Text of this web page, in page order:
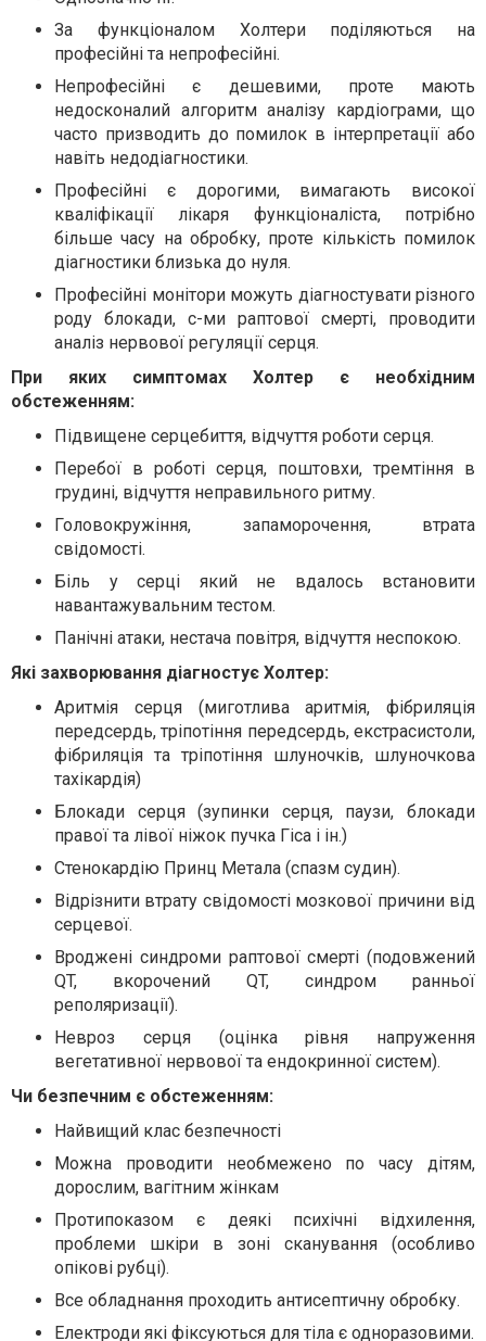
За функціоналом Холтери поділяються на
професійні та непрофесійні.
Непрофесійні є дешевими, проте мають
недосконалий алгоритм аналізу кардіограми, що
часто призводить до помилок в інтерпретації або
навіть недодіагностики.
Професійні є дорогими, вимагають високої
кваліфікації лікаря функціоналіста, потрібно
більше часу на обробку, проте кількість помилок
діагностики близька до нуля.
Професійні монітори можуть діагностувати різного
роду блокади, с-ми раптової смерті, проводити
аналіз нервової регуляції серця.
При яких симптомах Холтер є необхідним
обстеженням:
Підвищене серцебиття, відчуття роботи серця.
Перебої в роботі серця, поштовхи, тремтіння в
грудині, відчуття неправильного ритму.
Головокружіння, запаморочення, втрата
свідомості.
Біль у серці який не вдалось встановити
навантажувальним тестом.
Панічні атаки, нестача повітря, відчуття неспокою.
Які захворювання діагностує Холтер:
Аритмія серця (миготлива аритмія, фібриляція
передсердь, тріпотіння передсердь, екстрасистоли,
фібриляція та тріпотіння шлуночків, шлуночкова
тахікардія)
Блокади серця (зупинки серця, паузи, блокади
правої та лівої ніжок пучка Гіса і ін.)
Стенокардію Принц Метала (спазм судин).
Відрізнити втрату свідомості мозкової причини від
серцевої.
Вроджені синдроми раптової смерті (подовжений
QT, вкорочений QT, синдром ранньої
реполяризації).
Невроз серця (оцінка рівня напруження
вегетативної нервової та ендокринної систем).
Чи безпечним є обстеженням:
Найвищий клас безпечності
Можна проводити необмежено по часу дітям,
дорослим, вагітним жінкам
Протипоказом є деякі психічні відхилення,
проблеми шкіри в зоні сканування (особливо
опікові рубці).
Все обладнання проходить антисептичну обробку.
Електроди які фіксуються для тіла є одноразовими.